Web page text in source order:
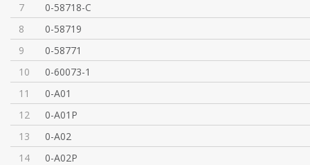
7
0-58718-C
8
0-58719
9
0-58771
10
0-60073-1
11
0-A01
12
0-A01P
13
0-A02
14
0-A02P